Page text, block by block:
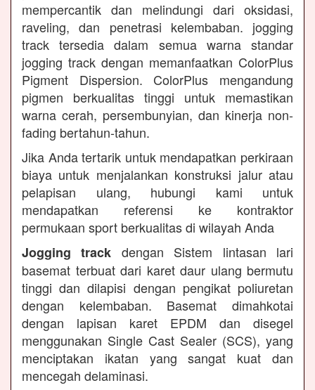
mempercantik dan melindungi dari oksidasi,
raveling, dan penetrasi kelembaban. jogging
track tersedia dalam semua warna standar
jogging track dengan memanfaatkan ColorPlus
Pigment Dispersion. ColorPlus mengandung
pigmen berkualitas tinggi untuk memastikan
warna cerah, persembunyian, dan kinerja non-
fading bertahun-tahun.
Jika Anda tertarik untuk mendapatkan perkiraan
biaya untuk menjalankan konstruksi jalur atau
pelapisan ulang, hubungi kami untuk
mendapatkan referensi ke kontraktor
permukaan sport berkualitas di wilayah Anda
Jogging track dengan Sistem lintasan lari
basemat terbuat dari karet daur ulang bermutu
tinggi dan dilapisi dengan pengikat poliuretan
dengan kelembaban. Basemat dimahkotai
dengan lapisan karet EPDM dan disegel
menggunakan Single Cast Sealer (SCS), yang
menciptakan ikatan yang sangat kuat dan
mencegah delaminasi.